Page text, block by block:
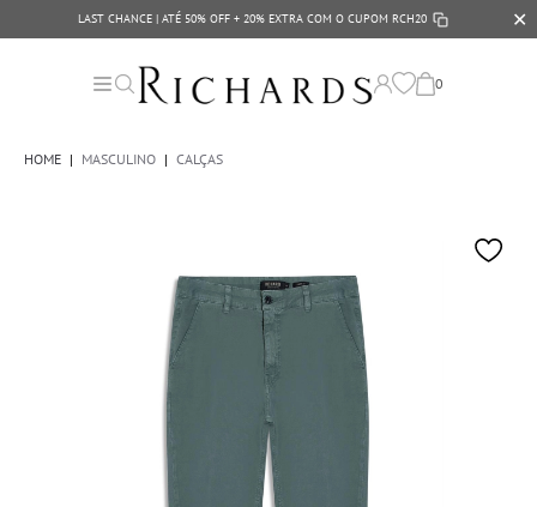
LAST CHANCE | ATÉ 50% OFF + 20% EXTRA COM O CUPOM RCH20 ✕
0
HOME | MASCULINO | CALÇAS